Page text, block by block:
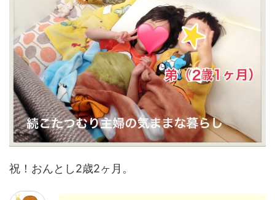
祝！おんとし2歳2ヶ月。